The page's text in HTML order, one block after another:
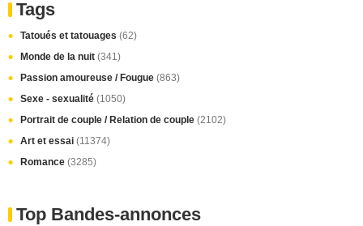
Tags
Tatoués et tatouages (62)
Monde de la nuit (341)
Passion amoureuse / Fougue (863)
Sexe - sexualité (1050)
Portrait de couple / Relation de couple (2102)
Art et essai (11374)
Romance (3285)
Top Bandes-annonces